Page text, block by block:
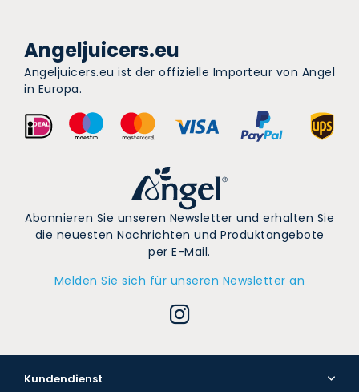
Angeljuicers.eu
Angeljuicers.eu ist der offizielle Importeur von Angel
in Europa.
Abonnieren Sie unseren Newsletter und erhalten Sie
die neuesten Nachrichten und Produktangebote
per E-Mail.
Melden Sie sich für unseren Newsletter an
Kundendienst